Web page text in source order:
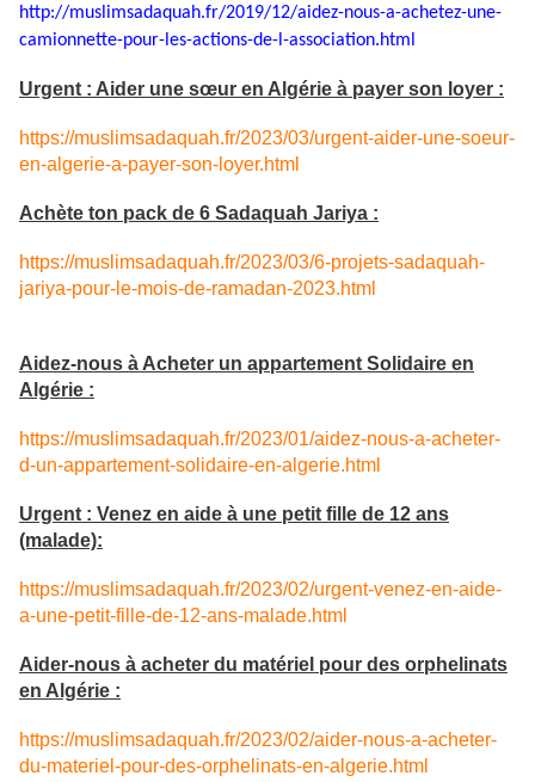
http://muslimsadaquah.fr/2019/12/aidez-nous-a-achetez-une-
camionnette-pour-les-actions-de-l-association.html
Urgent : Aider une sœur en Algérie à payer son loyer :
https://muslimsadaquah.fr/2023/03/urgent-aider-une-soeur-
en-algerie-a-payer-son-loyer.html
Achète ton pack de 6 Sadaquah Jariya :
https://muslimsadaquah.fr/2023/03/6-projets-sadaquah-
jariya-pour-le-mois-de-ramadan-2023.html
Aidez-nous à Acheter un appartement Solidaire en
Algérie :
https://muslimsadaquah.fr/2023/01/aidez-nous-a-acheter-
d-un-appartement-solidaire-en-algerie.html
Urgent : Venez en aide à une petit fille de 12 ans
(malade):
https://muslimsadaquah.fr/2023/02/urgent-venez-en-aide-
a-une-petit-fille-de-12-ans-malade.html
Aider-nous à acheter du matériel pour des orphelinats
en Algérie :
https://muslimsadaquah.fr/2023/02/aider-nous-a-acheter-
du-materiel-pour-des-orphelinats-en-algerie.html